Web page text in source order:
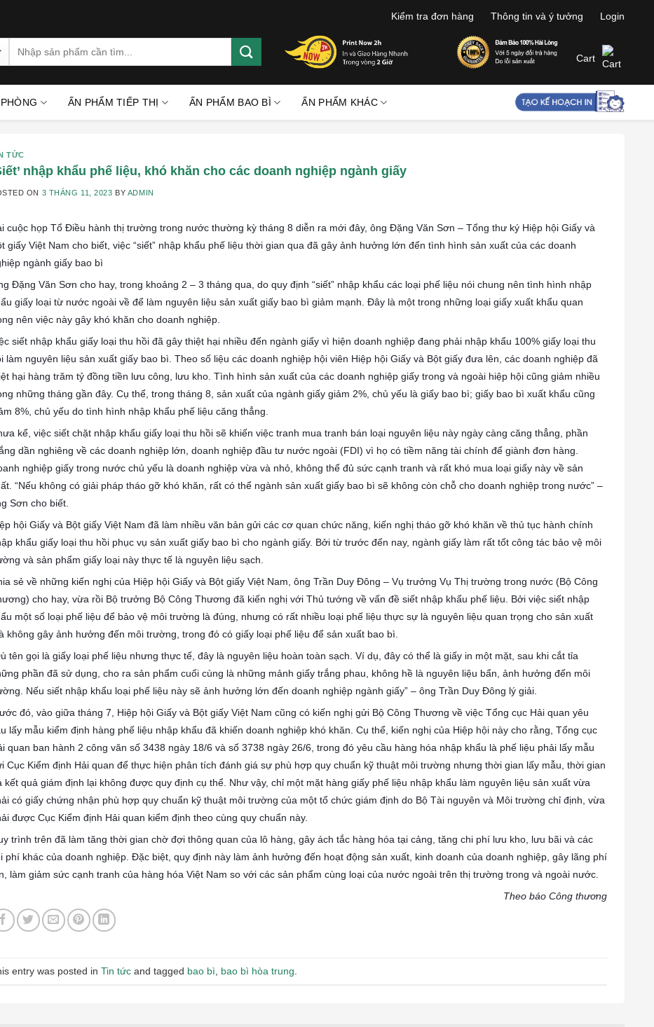
Kiểm tra đơn hàng Thông tin và ý tưởng Login
Cart
ẤN PHẨM TIẾP THỊ ẤN PHẨM BAO BÌ ẤN PHẨM KHÁC
TỨC
nhập khẩu phế liệu, khó khăn cho các doanh nghiệp ngành giấy
ON 3 THÁNG 11, 2023 BY ADMIN
cuộc họp Tổ Điều hành thị trường trong nước thường kỳ tháng 8 diễn ra mới đây, ông Đặng Văn Sơn – Tổng thư ký Hiệp hội Giấy và
giấy Việt Nam cho biết, việc “siết” nhập khẩu phế liệu thời gian qua đã gây ảnh hưởng lớn đến tình hình sản xuất của các doanh
ngành giấy bao bì
Đặng Văn Sơn cho hay, trong khoảng 2 – 3 tháng qua, do quy định “siết” nhập khẩu các loại phế liệu nói chung nên tình hình nhập
giấy loại từ nước ngoài về để làm nguyên liệu sản xuất giấy bao bì giảm mạnh. Đây là một trong những loại giấy xuất khẩu quan
nên việc này gây khó khăn cho doanh nghiệp.
siết nhập khẩu giấy loại thu hồi đã gây thiệt hại nhiều đến ngành giấy vì hiện doanh nghiệp đang phải nhập khẩu 100% giấy loại thu
làm nguyên liệu sản xuất giấy bao bì. Theo số liệu các doanh nghiệp hội viên Hiệp hội Giấy và Bột giấy đưa lên, các doanh nghiệp đã
hại hàng trăm tỷ đồng tiền lưu công, lưu kho. Tình hình sản xuất của các doanh nghiệp giấy trong và ngoài hiệp hội cũng giảm nhiều
những tháng gần đây. Cụ thể, trong tháng 8, sản xuất của ngành giấy giảm 2%, chủ yếu là giấy bao bì; giấy bao bì xuất khẩu cũng
8%, chủ yếu do tình hình nhập khẩu phế liệu căng thẳng.
kể, việc siết chặt nhập khẩu giấy loại thu hồi sẽ khiến việc tranh mua tranh bán loại nguyên liệu này ngày càng căng thẳng, phần
dần nghiêng về các doanh nghiệp lớn, doanh nghiệp đầu tư nước ngoài (FDI) vì họ có tiềm năng tài chính để giành đơn hàng.
nghiệp giấy trong nước chủ yếu là doanh nghiệp vừa và nhỏ, không thể đủ sức cạnh tranh và rất khó mua loại giấy này về sản
“Nếu không có giải pháp tháo gỡ khó khăn, rất có thể ngành sản xuất giấy bao bì sẽ không còn chỗ cho doanh nghiệp trong nước” –
Sơn cho biết.
hội Giấy và Bột giấy Việt Nam đã làm nhiều văn bản gửi các cơ quan chức năng, kiến nghị tháo gỡ khó khăn về thủ tục hành chính
khẩu giấy loại thu hồi phục vụ sản xuất giấy bao bì cho ngành giấy. Bởi từ trước đến nay, ngành giấy làm rất tốt công tác bảo vệ môi
và sản phẩm giấy loại này thực tế là nguyên liệu sạch.
sẻ về những kiến nghị của Hiệp hội Giấy và Bột giấy Việt Nam, ông Trần Duy Đông – Vụ trưởng Vụ Thị trường trong nước (Bộ Công
cho hay, vừa rồi Bộ trưởng Bộ Công Thương đã kiến nghị với Thủ tướng về vấn đề siết nhập khẩu phế liệu. Bởi việc siết nhập
một số loại phế liệu để bảo vệ môi trường là đúng, nhưng có rất nhiều loại phế liệu thực sự là nguyên liệu quan trọng cho sản xuất
không gây ảnh hưởng đến môi trường, trong đó có giấy loại phế liệu để sản xuất bao bì.
tên gọi là giấy loại phế liệu nhưng thực tế, đây là nguyên liệu hoàn toàn sạch. Ví dụ, đây có thể là giấy in một mặt, sau khi cắt tỉa
phần đã sử dụng, cho ra sản phẩm cuối cùng là những mảnh giấy trắng phau, không hề là nguyên liệu bẩn, ảnh hưởng đến môi
Nếu siết nhập khẩu loại phế liệu này sẽ ảnh hưởng lớn đến doanh nghiệp ngành giấy” – ông Trần Duy Đông lý giải.
đó, vào giữa tháng 7, Hiệp hội Giấy và Bột giấy Việt Nam cũng có kiến nghị gửi Bộ Công Thương về việc Tổng cục Hải quan yêu
lấy mẫu kiểm định hàng phế liệu nhập khẩu đã khiến doanh nghiệp khó khăn. Cụ thể, kiến nghị của Hiệp hội này cho rằng, Tổng cục
quan ban hành 2 công văn số 3438 ngày 18/6 và số 3738 ngày 26/6, trong đó yêu cầu hàng hóa nhập khẩu là phế liệu phải lấy mẫu
Cục Kiểm định Hải quan để thực hiện phân tích đánh giá sự phù hợp quy chuẩn kỹ thuật môi trường nhưng thời gian lấy mẫu, thời gian
kết quả giám định lại không được quy định cụ thể. Như vậy, chỉ một mặt hàng giấy phế liệu nhập khẩu làm nguyên liệu sản xuất vừa
có giấy chứng nhận phù hợp quy chuẩn kỹ thuật môi trường của một tổ chức giám định do Bộ Tài nguyên và Môi trường chỉ định, vừa
được Cục Kiểm định Hải quan kiểm định theo cùng quy chuẩn này.
trình trên đã làm tăng thời gian chờ đợi thông quan của lô hàng, gây ách tắc hàng hóa tại cảng, tăng chi phí lưu kho, lưu bãi và các
phí khác của doanh nghiệp. Đặc biệt, quy định này làm ảnh hưởng đến hoạt động sản xuất, kinh doanh của doanh nghiệp, gây lãng phí
làm giảm sức cạnh tranh của hàng hóa Việt Nam so với các sản phẩm cùng loại của nước ngoài trên thị trường trong và ngoài nước.
Theo báo Công thương
entry was posted in Tin tức and tagged bao bì bao bì hòa trung